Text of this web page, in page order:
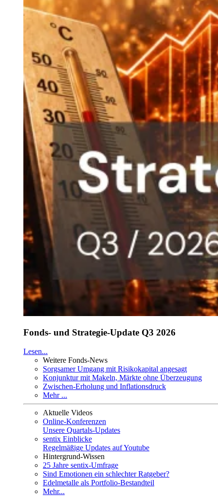
Fonds- und Strategie-Update Q3 2026
Lesen...
Weitere Fonds-News
Sorgsamer Umgang mit Risikokapital angesagt
Konjunktur mit Makeln, Märkte ohne Überzeugung
Zwischen-Erholung und Inflationsdruck
Mehr ...
Aktuelle Videos
Online-Konferenzen
Unsere Quartals-Updates
sentix Einblicke
Regelmäßige Updates auf Youtube
Hintergrund-Wissen
25 Jahre sentix-Umfrage
Sind Emotionen ein schlechter Ratgeber?
Edelmetalle als Portfolio-Bestandteil
Mehr...